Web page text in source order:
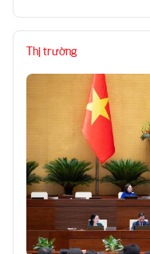
Thị trường